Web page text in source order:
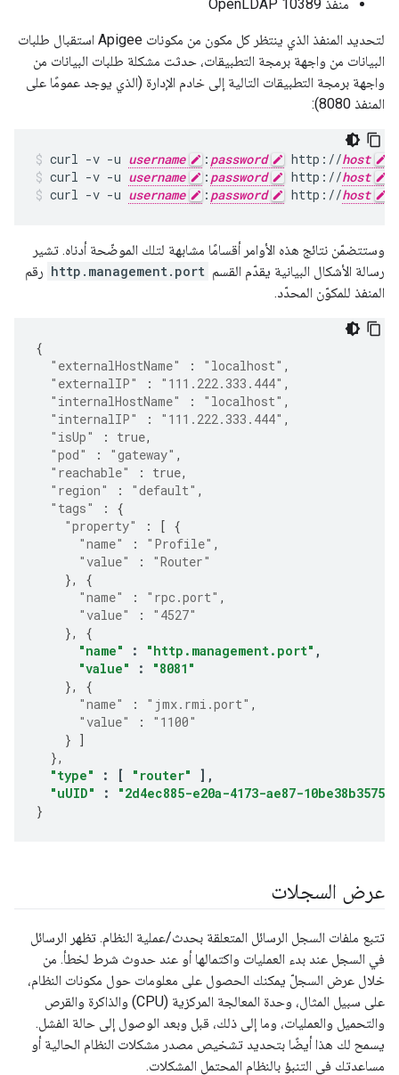
منفذ OpenLDAP 10389
لتحديد المنفذ الذي ينتظر كل مكون من مكونات Apigee استقبال طلبات
البيانات من واجهة برمجة التطبيقات، حدثت مشكلة طلبات البيانات من
واجهة برمجة التطبيقات التالية إلى خادم الإدارة (الذي يوجد عمومًا على
المنفذ 8080):
curl -v -u username : password http://host
curl -v -u username : password http://host
curl -v -u username : password http://host
وستتضمّن نتائج هذه الأوامر أقسامًا مشابهة لتلك الموضّحة أدناه. تشير
رسالة الأشكال البيانية يقدّم القسم http.management.port رقم
المنفذ للمكوّن المحدّد.
{
"externalHostName"
: "localhost" ,
"externalIP"
: "111.222.333.444" ,
"internalHostName"
: "localhost" ,
"internalIP"
: "111.222.333.444" ,
"isUp"
: true,
"pod"
: "gateway" ,
"reachable"
: true,
"region"
: "default" ,
"tags"
:
{
"property"
: [ {
"name"
: "Profile" ,
"value"
:
"Router"
},
{
"name"
: "rpc.port" ,
"value"
:
"4527"
},
{
"name"
: "http.management.port" ,
"value"
:
"8081"
},
{
"name"
: "jmx.rmi.port" ,
"value"
:
"1100"
} ]
},
"type"
: [ "router"
],
"uUID"
:
"2d4ec885-e20a-4173-ae87-10be38b35750"
}
عرض السجلات
تتبع ملفات السجل الرسائل المتعلقة بحدث/عملية النظام. تظهر الرسائل
في السجل عند بدء العمليات واكتمالها أو عند حدوث شرط لخطأ. من
خلال عرض السجلّ يمكنك الحصول على معلومات حول مكونات النظام،
على سبيل المثال، وحدة المعالجة المركزية (CPU) والذاكرة والقرص
والتحميل والعمليات، وما إلى ذلك، قبل وبعد الوصول إلى حالة الفشل.
يسمح لك هذا أيضًا بتحديد تشخيص مصدر مشكلات النظام الحالية أو
مساعدتك في التنبؤ بالنظام المحتمل المشكلات.